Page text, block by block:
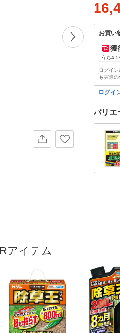
お買い
獲
うち
ログイ
も実際
ログイ
バリエ
アイテム